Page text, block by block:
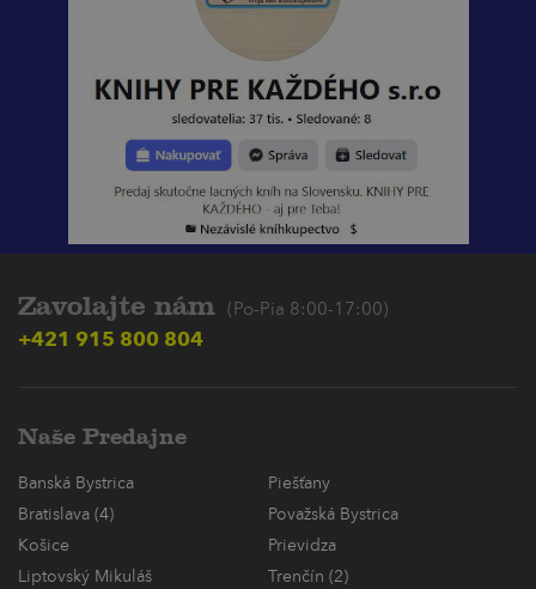
Zavolajte nám (Po-Pia 8:00-17:00)
+421 915 800 804
Naše Predajne
Banská Bystrica
Piešťany
Bratislava (4)
Považská Bystrica
Košice
Prievidza
Liptovský Mikuláš
Trenčín (2)